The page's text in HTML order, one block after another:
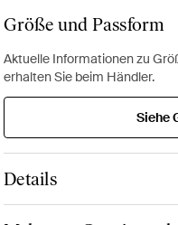
Größe und Passform
Aktuelle Informationen zu
erhalten Sie beim Händler.
Siehe
Details